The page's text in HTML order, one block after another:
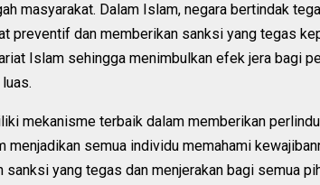
masyarakat. Dalam Islam, negara bertindak
preventif dan memberikan sanksi yang tegas
Islam sehingga menimbulkan efek jera bagi
mekanisme terbaik dalam memberikan
menjadikan semua individu memahami
sanksi yang tegas dan menjerakan bagi semua